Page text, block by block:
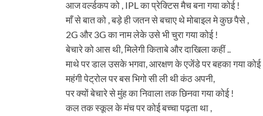
आज वर्ल्डकप को , IPL का प्रेक्टिस मैच बना गया कोई !
माँ से बात को , बड़े ही जतन से बचाए थे मोबाइल मे कुछ पैसे ,
2G और 3G का नाम लेके उसे भी चुरा गया कोई !
बेचारे को आस थी, मिलेगी किताबे और दाखिला कहीं ..
माथे पर डाल उसके भगवा, आरक्षण के एजेंडे पर बहका गया कोई
महंगी पेट्रोल पर बस भिगो सी ली थी कंठ अपनी,
पर क्यों बेचारे से मुंह का निवाला तक छिनवा गया कोई !
कल तक स्कूल के मंच पर कोई बच्चा पढ़ता था ,